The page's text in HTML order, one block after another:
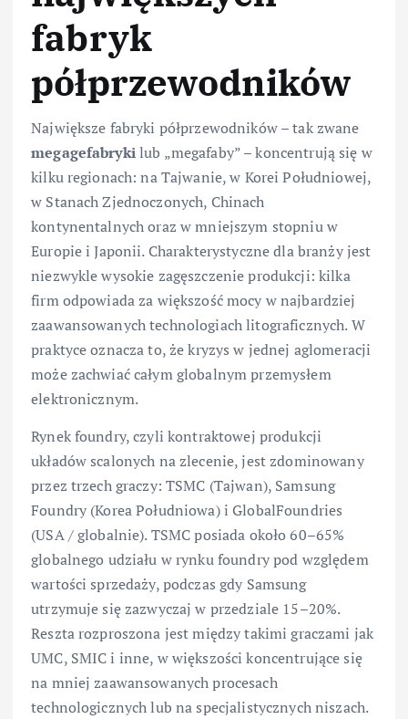
fabryk
półprzewodników
Największe fabryki półprzewodników – tak zwane
megagefabrykilub „megafaby” – koncentrują się w
kilku regionach: na Tajwanie, w Korei Południowej,
w Stanach Zjednoczonych, Chinach
kontynentalnych oraz w mniejszym stopniu w
Europie i Japonii. Charakterystyczne dla branży jest
niezwykle wysokie zagęszczenie produkcji: kilka
firm odpowiada za większość mocy w najbardziej
zaawansowanych technologiach litograficznych. W
praktyce oznacza to, że kryzys w jednej aglomeracji
może zachwiać całym globalnym przemysłem
elektronicznym.
Rynek foundry, czyli kontraktowej produkcji
układów scalonych na zlecenie, jest zdominowany
przez trzech graczy: TSMC (Tajwan), Samsung
Foundry (Korea Południowa) i GlobalFoundries
(USA / globalnie). TSMC posiada około 60–65%
globalnego udziału w rynku foundry pod względem
wartości sprzedaży, podczas gdy Samsung
utrzymuje się zazwyczaj w przedziale 15–20%.
Reszta rozproszona jest między takimi graczami jak
UMC, SMIC i inne, w większości koncentrujące się
na mniej zaawansowanych procesach
technologicznych lub na specjalistycznych niszach.